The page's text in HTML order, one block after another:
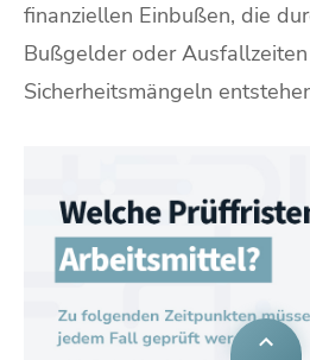
finanziellen Einbußen, die
Bußgelder oder
Sicherheitsmängeln